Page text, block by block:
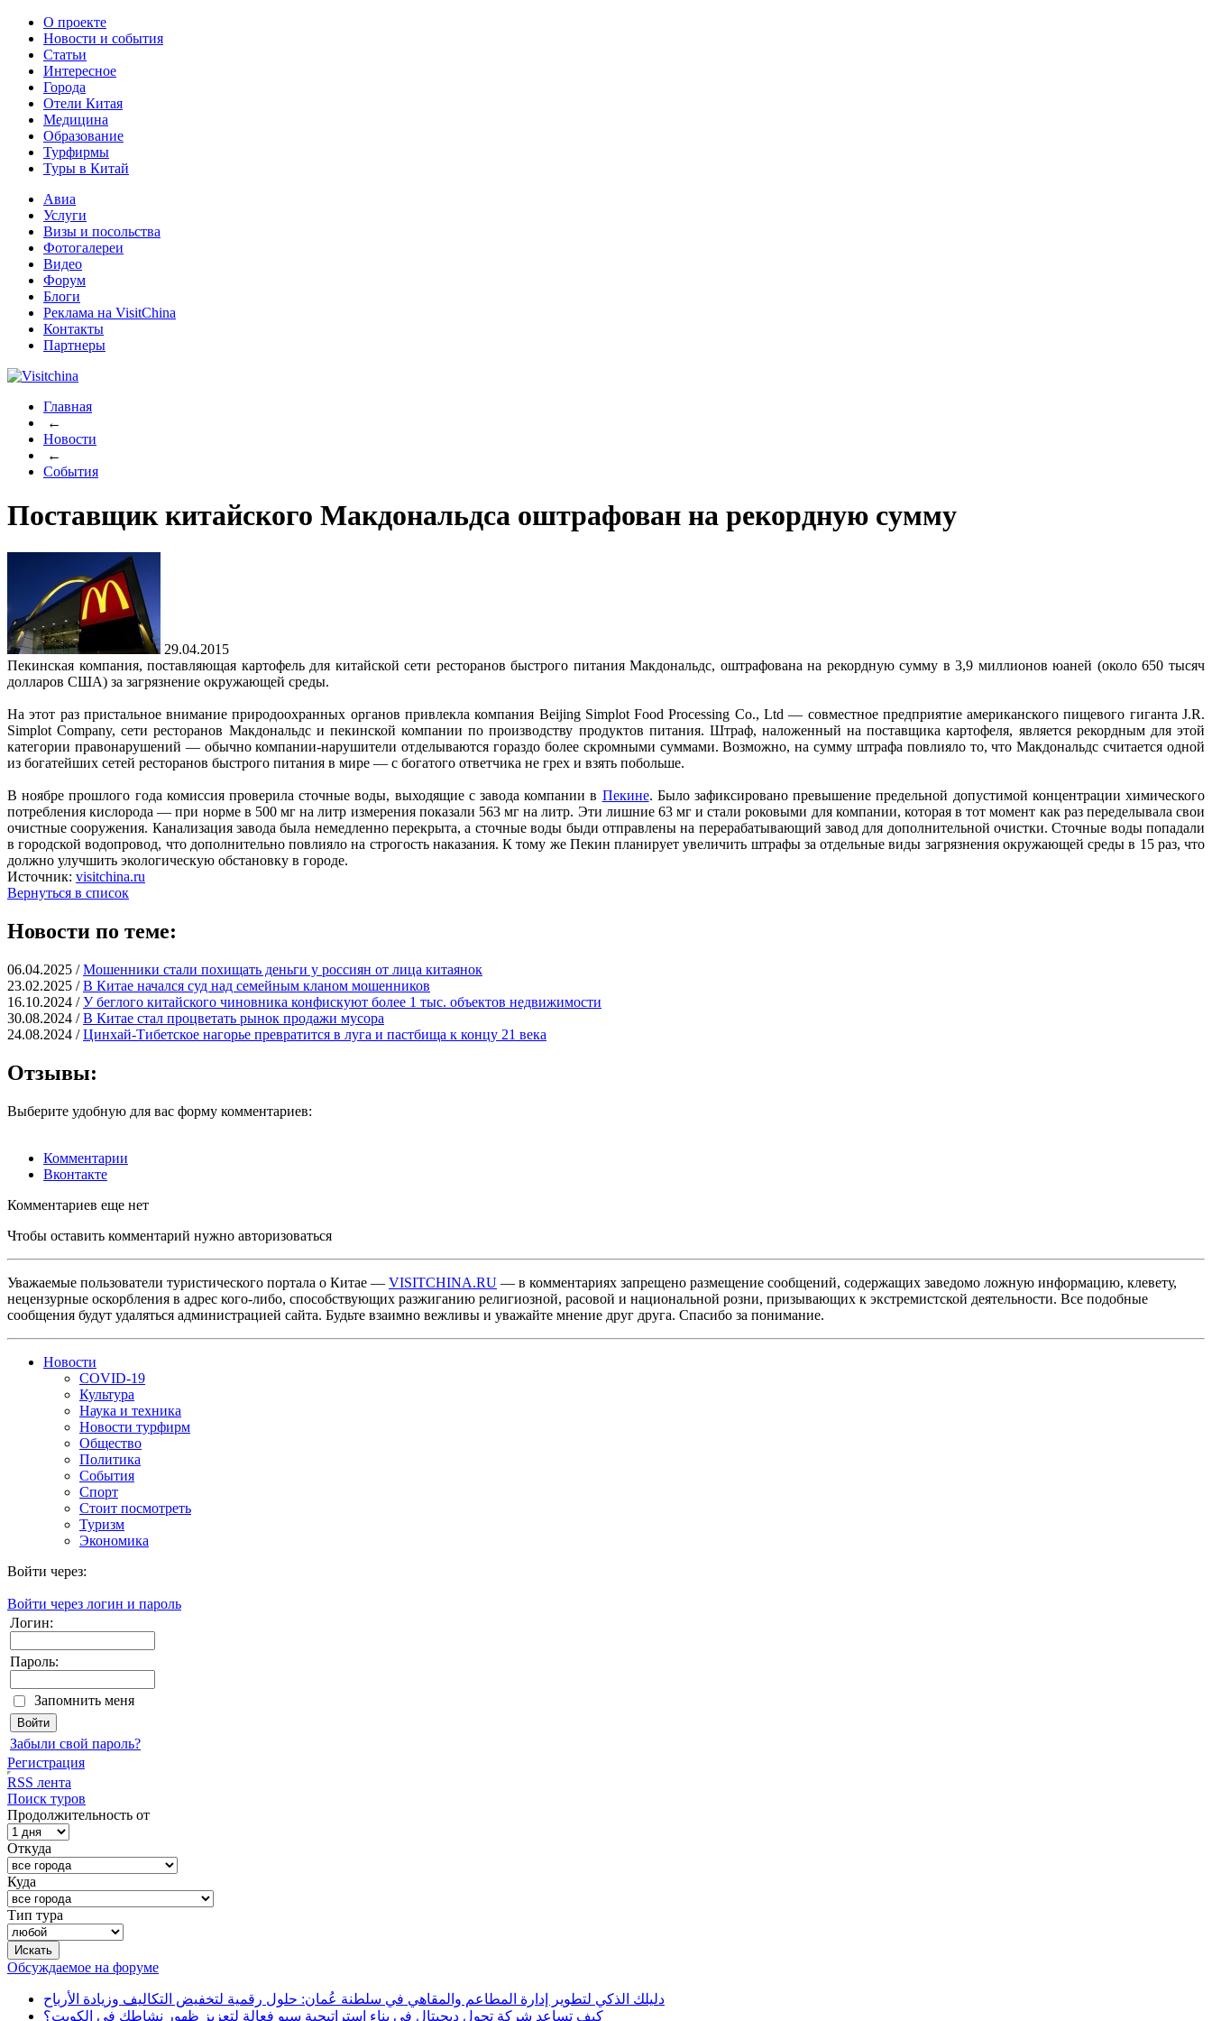
О проекте
Новости и события
Статьи
Интересное
Города
Отели Китая
Медицина
Образование
Турфирмы
Туры в Китай
Авиа
Услуги
Визы и посольства
Фотогалереи
Видео
Форум
Блоги
Реклама на VisitChina
Контакты
Партнеры
Главная
←
Новости
←
События
Поставщик китайского Макдональдса оштрафован на рекордную сумму
29.04.2015
Пекинская компания, поставляющая картофель для китайской сети ресторанов быстрого питания Макдональдс, оштрафована на рекордную сумму в 3,9 миллионов юаней (около 650 тысяч
долларов США) за загрязнение окружающей среды.
На этот раз пристальное внимание природоохранных органов привлекла компания Beijing Simplot Food Processing Co., Ltd — совместное предприятие американского пищевого гиганта J.R.
Simplot Company, сети ресторанов Макдональдс и пекинской компании по производству продуктов питания. Штраф, наложенный на поставщика картофеля, является рекордным для этой
категории правонарушений — обычно компании-нарушители отделываются гораздо более скромными суммами. Возможно, на сумму штрафа повлияло то, что Макдональдс считается одной
из богатейших сетей ресторанов быстрого питания в мире — с богатого ответчика не грех и взять побольше.
В ноябре прошлого года комиссия проверила сточные воды, выходящие с завода компании в Пекине. Было зафиксировано превышение предельной допустимой концентрации химического
потребления кислорода — при норме в 500 мг на литр измерения показали 563 мг на литр. Эти лишние 63 мг и стали роковыми для компании, которая в тот момент как раз переделывала свои
очистные сооружения. Канализация завода была немедленно перекрыта, а сточные воды быди отправлены на перерабатывающий завод для дополнительной очистки. Сточные воды попадали
в городской водопровод, что дополнительно повлияло на строгость наказания. К тому же Пекин планирует увеличить штрафы за отдельные виды загрязнения окружающей среды в 15 раз, что
должно улучшить экологическую обстановку в городе.
Источник: visitchina.ru
Вернуться в список
Новости по теме:
06.04.2025 /Мошенники стали похищать деньги у россиян от лица китаянок
23.02.2025 /В Китае начался суд над семейным кланом мошенников
16.10.2024 /У беглого китайского чиновника конфискуют более 1 тыс. объектов недвижимости
30.08.2024 /В Китае стал процветать рынок продажи мусора
24.08.2024 /Цинхай-Тибетское нагорье превратится в луга и пастбища к концу 21 века
Отзывы:
Выберите удобную для вас форму комментариев:
Комментарии
Вконтакте
Комментариев еще нет
Чтобы оставить комментарий нужно авторизоваться
Уважаемые пользователи туристического портала о Китае — VISITCHINA.RU — в комментариях запрещено размещение сообщений, содержащих заведомо ложную информацию, клевету,
нецензурные оскорбления в адрес кого-либо, способствующих разжиганию религиозной, расовой и национальной розни, призывающих к экстремистской деятельности. Все подобные
сообщения будут удаляться администрацией сайта. Будьте взаимно вежливы и уважайте мнение друг друга. Спасибо за понимание.
Новости
COVID-19
Культура
Наука и техника
Новости турфирм
Общество
Политика
События
Спорт
Стоит посмотреть
Туризм
Экономика
Войти через:
Войти через логин и пароль
Логин:
Пароль:
Запомнить меня
Забыли свой пароль?
Регистрация
RSS лента
Поиск туров
Продолжительность от
Откуда
Куда
Тип тура
Обсуждаемое на форуме
دليلك الذكي لتطوير إدارة المطاعم والمقاهي في سلطنة عُمان: حلول رقمية لتخفيض التكاليف وزيادة الأرباح
كيف تساعد شركة تحول ديجيتال في بناء استراتيجية سيو فعالة لتعزيز ظهور نشاطك في الكويت؟